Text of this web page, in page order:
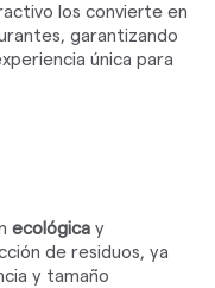
los convierte en
garantizando
única para
ecológica y
de residuos, ya
y tamaño